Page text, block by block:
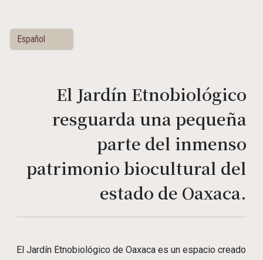
El Jardín Etnobiológico
resguarda una pequeña
parte del inmenso
patrimonio biocultural del
estado de Oaxaca.
El Jardín Etnobiológico de Oaxaca es un espacio creado